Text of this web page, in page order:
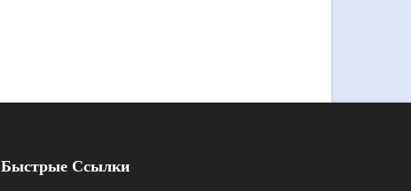
Быстрые Ссылки